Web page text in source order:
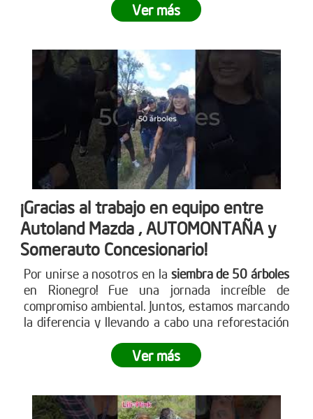
Ver más
¡Gracias al trabajo en equipo entre
Autoland Mazda , AUTOMONTAÑA y
Somerauto Concesionario!
Por unirse a nosotros en la siembra de 50 árboles
en Rionegro! Fue una jornada increíble de
compromiso ambiental. Juntos, estamos marcando
la diferencia y llevando a cabo una reforestación
Ver más